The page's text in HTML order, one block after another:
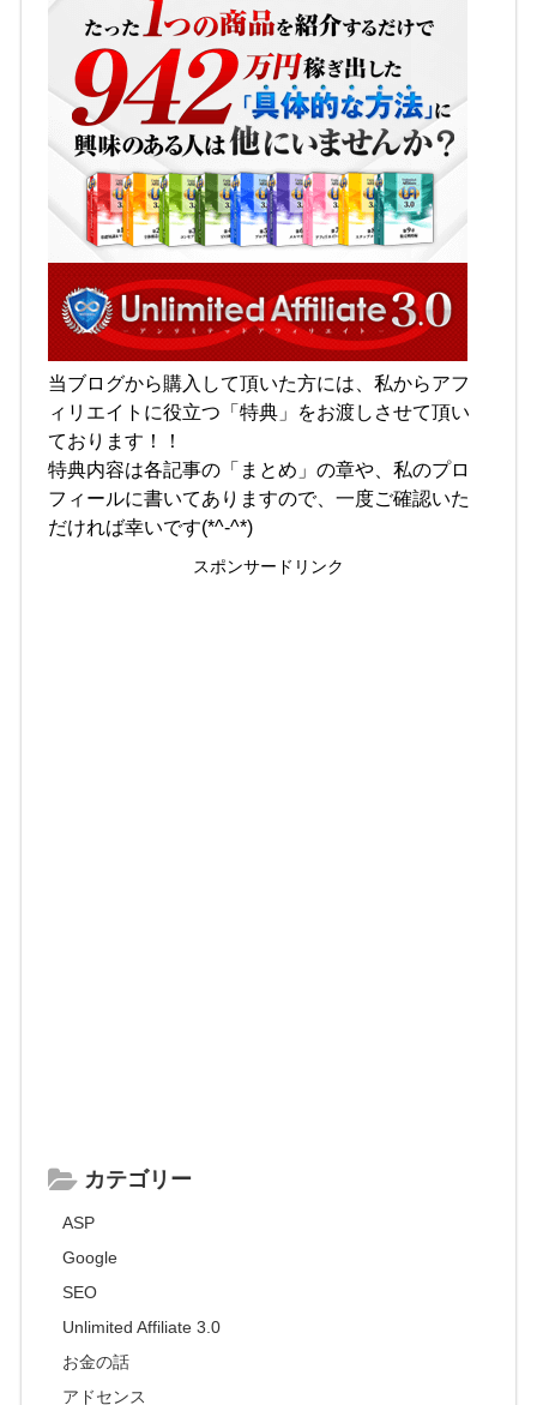
当ブログから購入して頂いた方には、私からアフ
ィリエイトに役立つ「特典」をお渡しさせて頂い
ております！！
特典内容は各記事の「まとめ」の章や、私のプロ
フィールに書いてありますので、一度ご確認いた
だければ幸いです(*^-^*)
スポンサードリンク
カテゴリー
ASP
Google
SEO
Unlimited Affiliate 3.0
お金の話
アドセンス